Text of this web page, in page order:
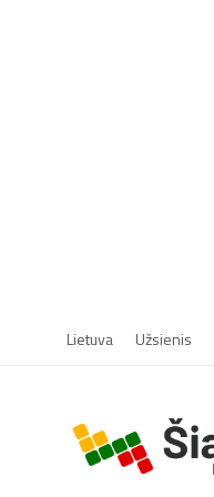
Lietuva Užsienis
r